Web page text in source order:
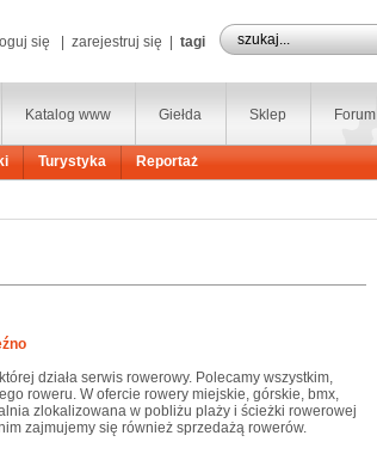
się zarejestruj się tagi
Forum
Sklep
Giełda
Katalog www
Turystyka Reportaż
działa serwis rowerowy. Polecamy wszystkim,
roweru. W ofercie rowery miejskie, górskie, bmx,
zlokalizowana w pobliżu plaży i ścieżki rowerowej
zajmujemy się również sprzedażą rowerów.